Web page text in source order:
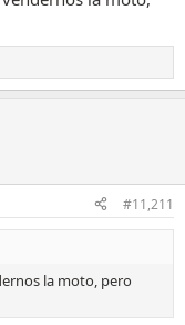
#11,211
la moto, pero